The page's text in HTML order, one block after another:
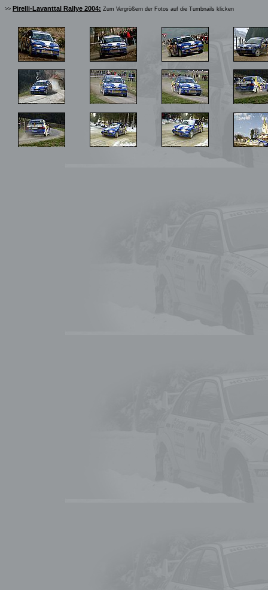
>> Pirelli-Lavanttal Rallye 2004: Zum Vergrößern der Fotos auf die Tumbnails klicken